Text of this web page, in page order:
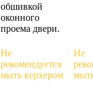
обшивкой
оконного
проема двери.
Не
рекомендуется
мыть керхером
Не